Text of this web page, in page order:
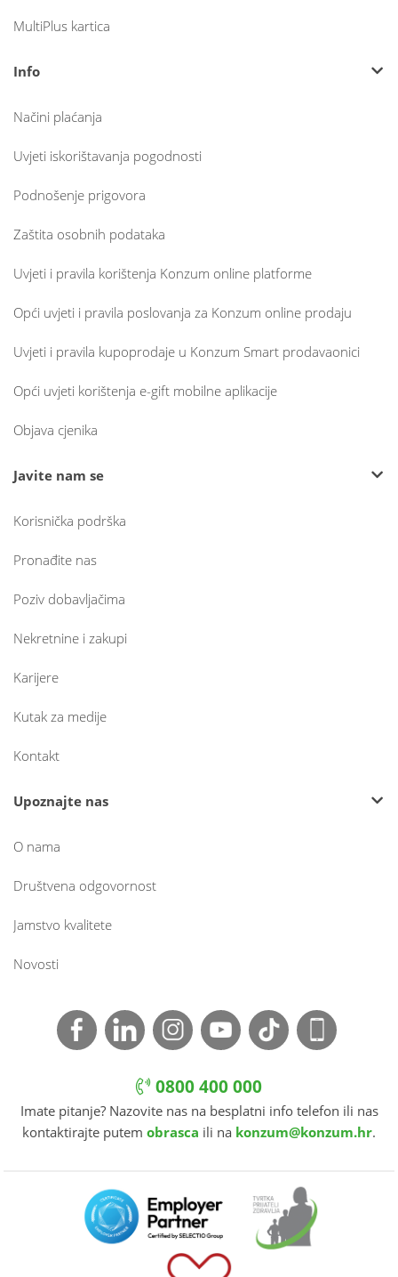
MultiPlus kartica
Info
Načini plaćanja
Uvjeti iskorištavanja pogodnosti
Podnošenje prigovora
Zaštita osobnih podataka
Uvjeti i pravila korištenja Konzum online platforme
Opći uvjeti i pravila poslovanja za Konzum online prodaju
Uvjeti i pravila kupoprodaje u Konzum Smart prodavaonici
Opći uvjeti korištenja e-gift mobilne aplikacije
Objava cjenika
Javite nam se
Korisnička podrška
Pronađite nas
Poziv dobavljačima
Nekretnine i zakupi
Karijere
Kutak za medije
Kontakt
Upoznajte nas
O nama
Društvena odgovornost
Jamstvo kvalitete
Novosti
0800 400 000
Imate pitanje? Nazovite nas na besplatni info telefon ili nas
kontaktirajte putem obrasca ili na konzum@konzum.hr.